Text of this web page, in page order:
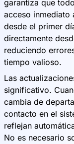
garantiza que
acceso inmediato
desde el primer
directamente
reduciendo
tiempo valioso.
Las
significativo.
cambia de
contacto en el
reflejan
No es necesario